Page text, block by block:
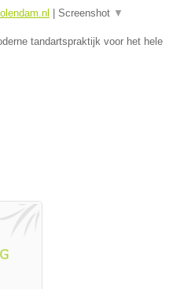
Screenshot ▼
tandartspraktijk voor het hele